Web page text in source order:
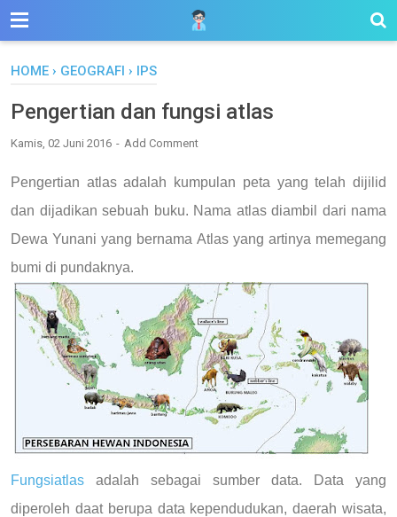
HOME › GEOGRAFI › IPS
Pengertian dan fungsi atlas
Kamis, 02 Juni 2016 Add Comment
Pengertian atlas adalah kumpulan peta yang telah dijilid
dan dijadikan sebuah buku. Nama atlas diambil dari nama
Dewa Yunani yang bernama Atlas yang artinya memegang
bumi di pundaknya.
Fungsiatlas adalah sebagai sumber data. Data yang
diperoleh daat berupa data kependudukan, daerah wisata,